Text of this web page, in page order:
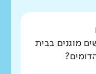
מוגנים בבית